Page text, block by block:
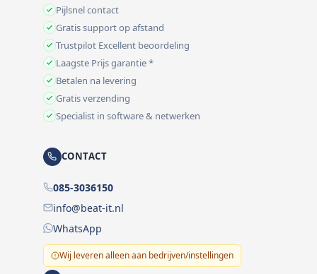
Pijlsnel contact
Gratis support op afstand
Trustpilot Excellent beoordeling
Laagste Prijs garantie *
Betalen na levering
Gratis verzending
Specialist in software & netwerken
CONTACT
085-3036150
info@beat-it.nl
WhatsApp
Wij leveren alleen aan bedrijven/instellingen